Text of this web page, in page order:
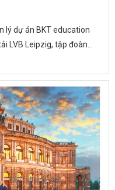
lý dự án BKT education
LVB Leipzig, tập đoàn
Cuộc thi “ Tìm hiểu đất...